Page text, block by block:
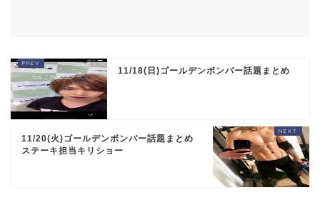
11/18(日)ゴールデンボンバー話題まとめ
11/20(火)ゴールデンボンバー話題まとめ
ステーキ担当キリショー